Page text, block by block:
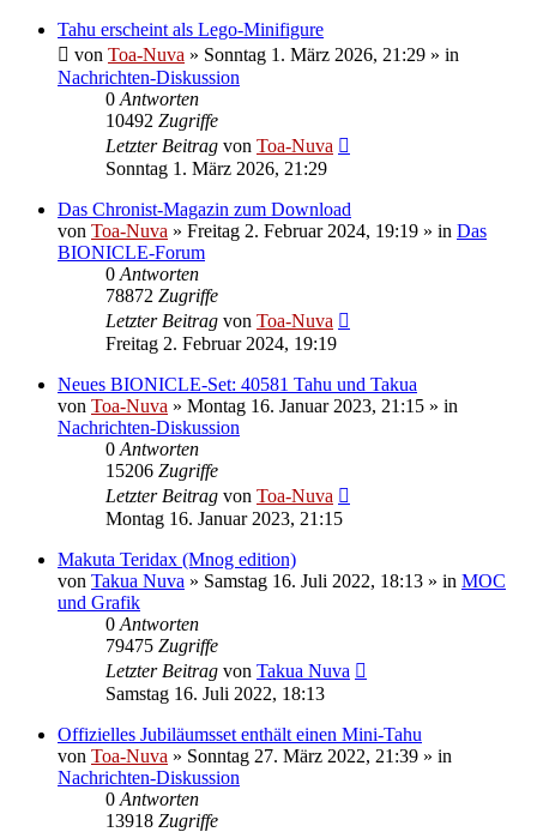
Tahu erscheint als Lego-Minifigure
von Toa-Nuva » Sonntag 1. März 2026, 21:29 » in
Nachrichten-Diskussion
0 Antworten
10492 Zugriffe
Letzter Beitrag von Toa-Nuva
Sonntag 1. März 2026, 21:29
Das Chronist-Magazin zum Download
von Toa-Nuva » Freitag 2. Februar 2024, 19:19 » in Das
BIONICLE-Forum
0 Antworten
78872 Zugriffe
Letzter Beitrag von Toa-Nuva
Freitag 2. Februar 2024, 19:19
Neues BIONICLE-Set: 40581 Tahu und Takua
von Toa-Nuva » Montag 16. Januar 2023, 21:15 » in
Nachrichten-Diskussion
0 Antworten
15206 Zugriffe
Letzter Beitrag von Toa-Nuva
Montag 16. Januar 2023, 21:15
Makuta Teridax (Mnog edition)
von Takua Nuva » Samstag 16. Juli 2022, 18:13 » in MOC
und Grafik
0 Antworten
79475 Zugriffe
Letzter Beitrag von Takua Nuva
Samstag 16. Juli 2022, 18:13
Offizielles Jubiläumsset enthält einen Mini-Tahu
von Toa-Nuva » Sonntag 27. März 2022, 21:39 » in
Nachrichten-Diskussion
0 Antworten
13918 Zugriffe